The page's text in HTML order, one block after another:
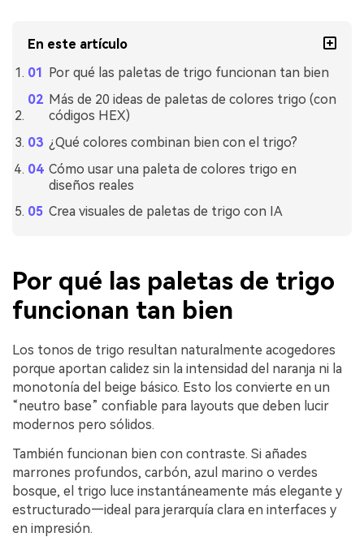
En este artículo
Por qué las paletas de trigo funcionan tan bien
Más de 20 ideas de paletas de colores trigo (con
códigos HEX)
¿Qué colores combinan bien con el trigo?
Cómo usar una paleta de colores trigo en
diseños reales
Crea visuales de paletas de trigo con IA
Por qué las paletas de trigo
funcionan tan bien
Los tonos de trigo resultan naturalmente acogedores
porque aportan calidez sin la intensidad del naranja ni la
monotonía del beige básico. Esto los convierte en un
“neutro base” confiable para layouts que deben lucir
modernos pero sólidos.
También funcionan bien con contraste. Si añades
marrones profundos, carbón, azul marino o verdes
bosque, el trigo luce instantáneamente más elegante y
estructurado—ideal para jerarquía clara en interfaces y
en impresión.